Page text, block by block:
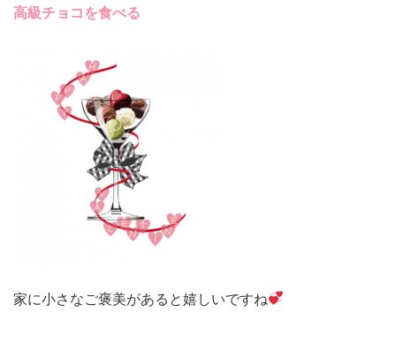
高級チョコを食べる
家に小さなご褒美があると嬉しいですね